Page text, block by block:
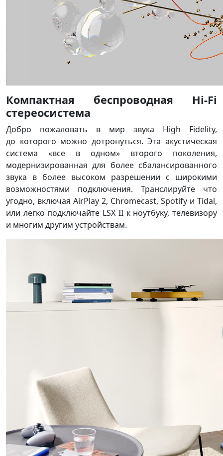
Компактная беспроводная Hi-Fi
стереосистема
Добро пожаловать в мир звука High Fidelity,
до которого можно дотронуться. Эта акустическая
система «все в одном» второго поколения,
модернизированная для более сбалансированного
звука в более высоком разрешении с широкими
возможностями подключения. Транслируйте что
угодно, включая AirPlay 2, Chromecast, Spotify и Tidal,
или легко подключайте LSX II к ноутбуку, телевизору
и многим другим устройствам.